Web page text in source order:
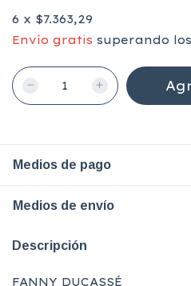
6 x $7.363,29
Envío gratis superando los
Medios de pago
Medios de envío
Descripción
FANNY DUCASSÉ